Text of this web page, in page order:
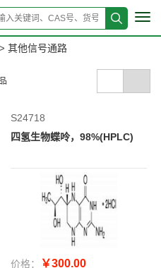
> 其他信号通路
S24718
四氢生物蝶呤，98%(HPLC)
价格： ￥300.00